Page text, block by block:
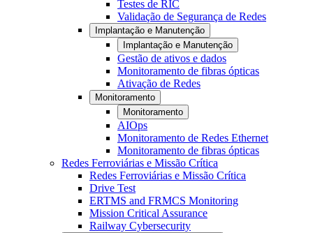
Testes de RIC
Validação de Segurança de Redes
Implantação e Manutenção
Implantação e Manutenção
Gestão de ativos e dados
Monitoramento de fibras ópticas
Ativação de Redes
Monitoramento
Monitoramento
AIOps
Monitoramento de Redes Ethernet
Monitoramento de fibras ópticas
Redes Ferroviárias e Missão Crítica
Redes Ferroviárias e Missão Crítica
Drive Test
ERTMS and FRMCS Monitoring
Mission Critical Assurance
Railway Cybersecurity